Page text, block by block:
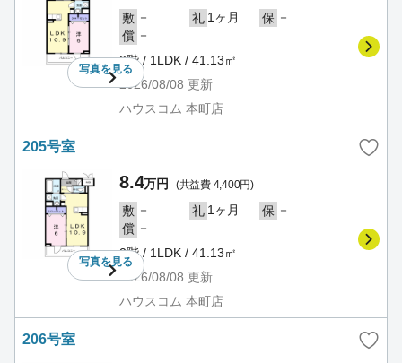
写真を見る
敷 － 礼 1ヶ月 保 －
償 －
2階 / 1LDK / 41.13㎡
2026/08/08 更新
ハウスコム 本町店
205号室
写真を見る
8.4万円 (共益費 4,400円)
敷 － 礼 1ヶ月 保 －
償 －
2階 / 1LDK / 41.13㎡
2026/08/08 更新
ハウスコム 本町店
206号室